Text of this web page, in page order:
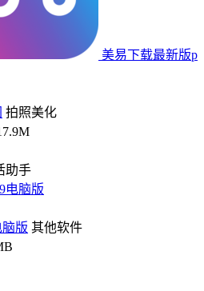
美易下载最新版p
拍照美化
助手
电脑版
脑版 其他软件